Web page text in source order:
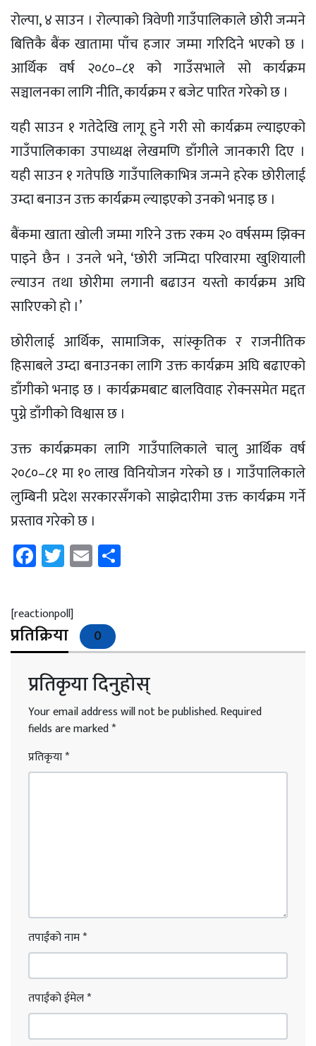
रोल्पा, ४ साउन । रोल्पाको त्रिवेणी गाउँपालिकाले छोरी जन्मने
बित्तिकै बैंक खातामा पाँच हजार जम्मा गरिदिने भएको छ ।
आर्थिक वर्ष २०८०–८१ को गाउँसभाले सो कार्यक्रम
सञ्चालनका लागि नीति, कार्यक्रम र बजेट पारित गरेको छ ।
यही साउन १ गतेदेखि लागू हुने गरी सो कार्यक्रम ल्याइएको
गाउँपालिकाका उपाध्यक्ष लेखमणि डाँगीले जानकारी दिए ।
यही साउन १ गतेपछि गाउँपालिकाभित्र जन्मने हरेक छोरीलाई
उम्दा बनाउन उक्त कार्यक्रम ल्याइएको उनको भनाइ छ ।
बैंकमा खाता खोली जम्मा गरिने उक्त रकम २० वर्षसम्म झिक्न
पाइने छैन । उनले भने, ‘छोरी जन्मिदा परिवारमा खुशियाली
ल्याउन तथा छोरीमा लगानी बढाउन यस्तो कार्यक्रम अघि
सारिएको हो ।’
छोरीलाई आर्थिक, सामाजिक, सांस्कृतिक र राजनीतिक
हिसाबले उम्दा बनाउनका लागि उक्त कार्यक्रम अघि बढाएको
डाँगीको भनाइ छ । कार्यक्रमबाट बालविवाह रोक्नसमेत मद्दत
पुग्ने डाँगीको विश्वास छ ।
उक्त कार्यक्रमका लागि गाउँपालिकाले चालु आर्थिक वर्ष
२०८०–८१ मा १० लाख विनियोजन गरेको छ । गाउँपालिकाले
लुम्बिनी प्रदेश सरकारसँगको साझेदारीमा उक्त कार्यक्रम गर्ने
प्रस्ताव गरेको छ ।
Facebook
Twitter
Email
[reactionpoll]
प्रतिक्रिया 0
प्रतिकृया दिनुहोस्
Your email address will not be published.Required
fields are marked*
प्रतिकृया*
तपाईंको नाम*
तपाईंको ईमेल*